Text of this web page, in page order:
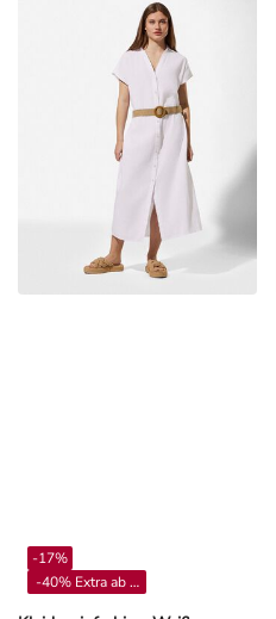
-17%
-40% Extra ab 4**